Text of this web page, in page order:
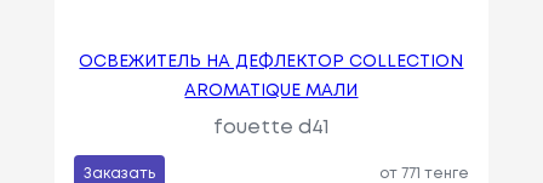
ОСВЕЖИТЕЛЬ НА ДЕФЛЕКТОР COLLECTION
AROMATIQUE МАЛИ
fouette d41
Заказать от 771 тенге